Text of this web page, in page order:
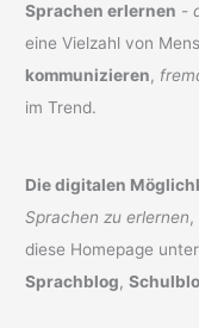
Sprachen erlernen -
eine Vielzahl von
kommunizieren,
im Trend.
Die digitalen
Sprachen zu erlernen,
diese Homepage
Sprachblog,